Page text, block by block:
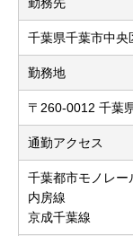
千葉県千葉市中央
勤務地
〒260-0012 千葉
通勤アクセス
千葉都市モノ
内房線 本
京成千葉線